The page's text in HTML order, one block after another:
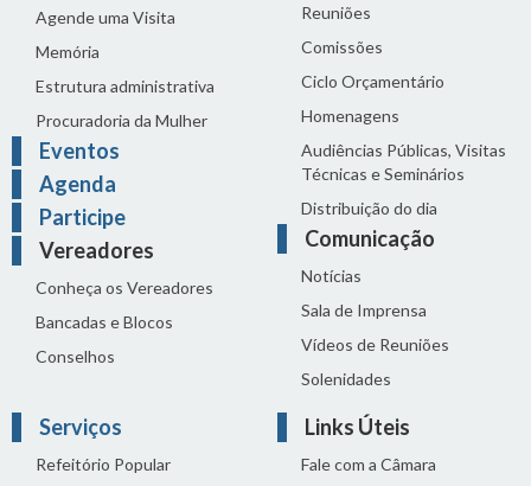
Agende uma Visita
Memória
Estrutura administrativa
Procuradoria da Mulher
Eventos
Agenda
Participe
Vereadores
Conheça os Vereadores
Bancadas e Blocos
Conselhos
Reuniões
Comissões
Ciclo Orçamentário
Homenagens
Audiências Públicas, Visitas
Técnicas e Seminários
Distribuição do dia
Comunicação
Notícias
Sala de Imprensa
Vídeos de Reuniões
Solenidades
Serviços
Refeitório Popular
Links Úteis
Fale com a Câmara